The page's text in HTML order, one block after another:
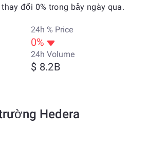
đổi 0% trong bảy ngày qua.
24h % Price
0%
24h Volume
$ 8.2B
Hedera